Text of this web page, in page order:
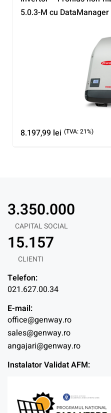
5.0.3-M cu
8.197,99 lei (TVA: 21%)
CAPITAL SOCIAL
3.350.000
CLIENTI
15.157
Telefon:
021.627.00.34
E-mail:
office@genway.ro
sales@genway.ro
angajari@genway.ro
Instalator Validat AFM: